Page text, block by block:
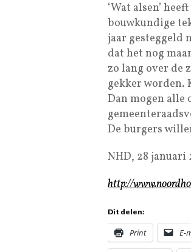
‘Wat alsen’
bouwkundige
jaar gesteggeld
dat het nog
zo lang over de
gekker worden.
Dan mogen
De burgers
NHD, 28 januari
http://
Dit delen:
Print E-